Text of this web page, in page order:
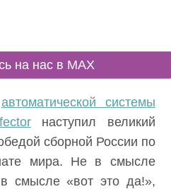
на нас в MAX
автоматической системы
наступил великий
сборной России по
мира. Не в смысле
смысле «вот это да!»,